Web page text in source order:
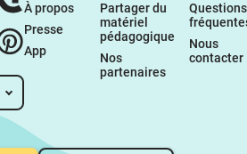
À propos
Presse
App
Partager du
matériel
pédagogique
Nos
partenaires
Questions
Nous
contacter